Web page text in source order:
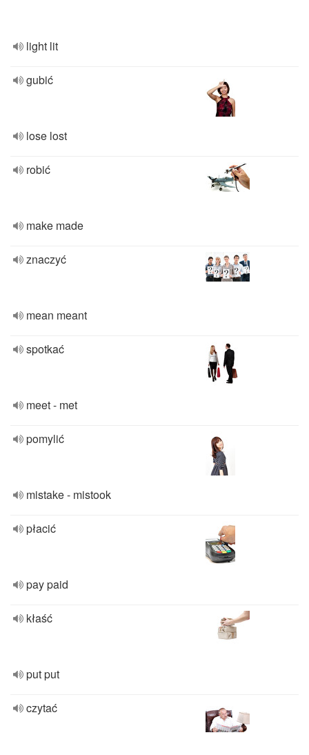
light lit
gubić
lose lost
robić
make made
znaczyć
mean meant
spotkać
meet - met
pomylić
mistake - mistook
płacić
pay paid
kłaść
put put
czytać